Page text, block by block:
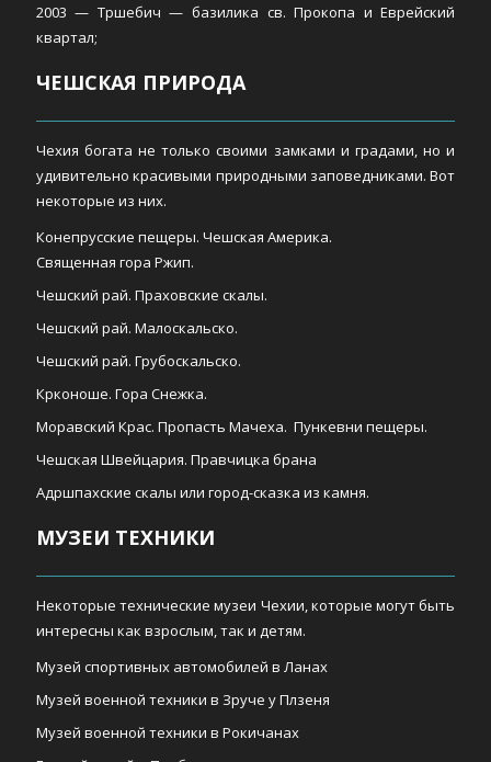
2003 — Тршебич — базилика св. Прокопа и Еврейский
квартал;
ЧЕШСКАЯ ПРИРОДА
Чехия богата не только своими замками и градами, но и
удивительно красивыми природными заповедниками. Вот
некоторые из них.
Конепрусские пещеры. Чешская Америка.
Священная гора Ржип.
Чешский рай. Праховские скалы.
Чешский рай. Малоскальско.
Чешский рай. Грубоскальско.
Крконоше. Гора Снежка.
Моравский Крас. Пропасть Мачеха. Пункевни пещеры.
Чешская Швейцария. Правчицка брана
Адршпахские скалы или город-сказка из камня.
МУЗЕИ ТЕХНИКИ
Некоторые технические музеи Чехии, которые могут быть
интересны как взрослым, так и детям.
Музей спортивных автомобилей в Ланах
Музей военной техники в Зруче у Плзеня
Музей военной техники в Рокичанах